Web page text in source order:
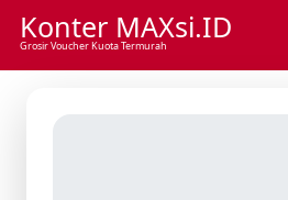
Konter MAXsi.ID
Grosir Voucher Kuota Termurah